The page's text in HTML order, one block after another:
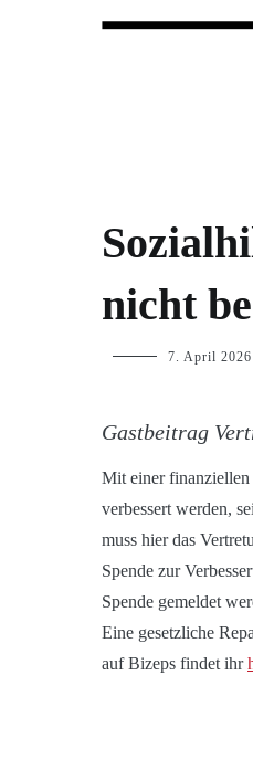
nicht
p.geschwendtner7. April 2026
Gastbeitrag
Mit einer
verbessert werden,
muss hier das
Spende zur
Spende gemeldet
Eine gesetzliche
auf Bizeps findet ihr